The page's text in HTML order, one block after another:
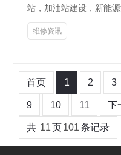
站，加油站建设，新能
维修资讯
首页 1 2 3
9 10 11 下
共 11页101条记录